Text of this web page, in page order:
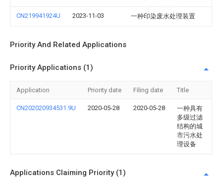
CN219941924U 2023-11-03 一种印染废水处理装置
Priority And Related Applications
Priority Applications (1)
Application Priority date Filing date Title
CN202020934531.9U 2020-05-28 2020-05-28
一种具有
多级过滤
结构的城
市污水处
理设备
Applications Claiming Priority (1)